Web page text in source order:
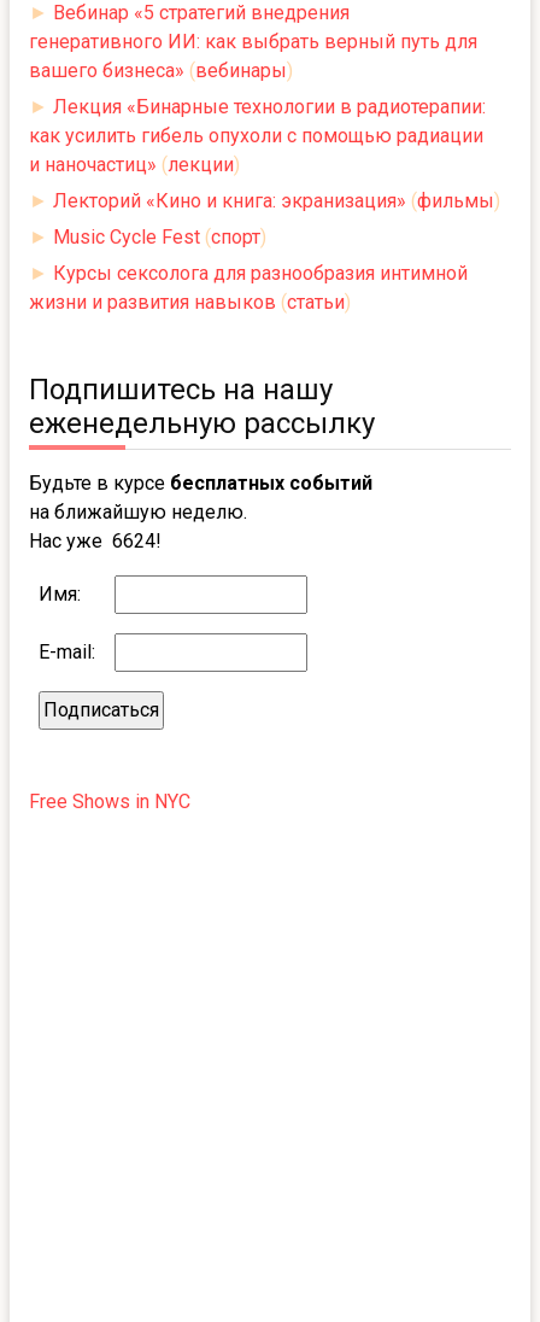
► Вебинар «5 стратегий внедрения
генеративного ИИ: как выбрать верный путь для
вашего бизнеса» (вебинары)
► Лекция «Бинарные технологии в радиотерапии:
как усилить гибель опухоли с помощью радиации
и наночастиц» (лекции)
► Лекторий «Кино и книга: экранизация» (фильмы)
► Music Cycle Fest (спорт)
► Курсы сексолога для разнообразия интимной
жизни и развития навыков (статьи)
Подпишитесь на нашу
еженедельную рассылку
Будьте в курсе бесплатных событий
на ближайшую неделю.
Нас уже 6624!
Имя:
E-mail:
Free Shows in NYC